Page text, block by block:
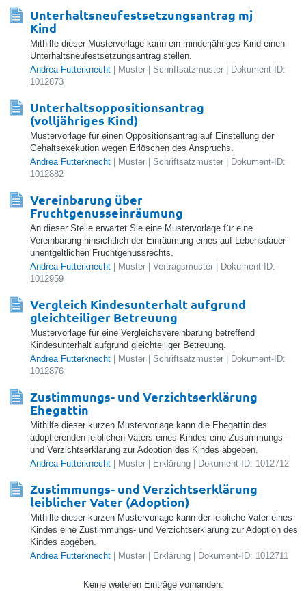
Unterhaltsneufestsetzungsantrag mj
Kind
Mithilfe dieser Mustervorlage kann ein minderjähriges Kind einen
Unterhaltsneufestsetzungsantrag stellen.
Andrea Futterknecht | Muster | Schriftsatzmuster | Dokument-ID:
1012873
Unterhaltsoppositionsantrag
(volljähriges Kind)
Mustervorlage für einen Oppositionsantrag auf Einstellung der
Gehaltsexekution wegen Erlöschen des Anspruchs.
Andrea Futterknecht | Muster | Schriftsatzmuster | Dokument-ID:
1012882
Vereinbarung über
Fruchtgenusseinräumung
An dieser Stelle erwartet Sie eine Mustervorlage für eine
Vereinbarung hinsichtlich der Einräumung eines auf Lebensdauer
unentgeltlichen Fruchtgenussrechts.
Andrea Futterknecht | Muster | Vertragsmuster | Dokument-ID:
1012959
Vergleich Kindesunterhalt aufgrund
gleichteiliger Betreuung
Mustervorlage für eine Vergleichsvereinbarung betreffend
Kindesunterhalt aufgrund gleichteiliger Betreuung.
Andrea Futterknecht | Muster | Schriftsatzmuster | Dokument-ID:
1012876
Zustimmungs- und Verzichtserklärung
Ehegattin
Mithilfe dieser kurzen Mustervorlage kann die Ehegattin des
adoptierenden leiblichen Vaters eines Kindes eine Zustimmungs-
und Verzichtserklärung zur Adoption des Kindes abgeben.
Andrea Futterknecht | Muster | Erklärung | Dokument-ID: 1012712
Zustimmungs- und Verzichtserklärung
leiblicher Vater (Adoption)
Mithilfe dieser kurzen Mustervorlage kann der leibliche Vater eines
Kindes eine Zustimmungs- und Verzichtserklärung zur Adoption des
Kindes abgeben.
Andrea Futterknecht | Muster | Erklärung | Dokument-ID: 1012711
Keine weiteren Einträge vorhanden.